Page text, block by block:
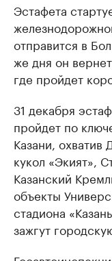
Эстафета
отправится в
же дня он
где пройдет
31 декабря
пройдет по
Казани,
кукол «Экият»,
Казанский
объекты
стадиона
зажгут